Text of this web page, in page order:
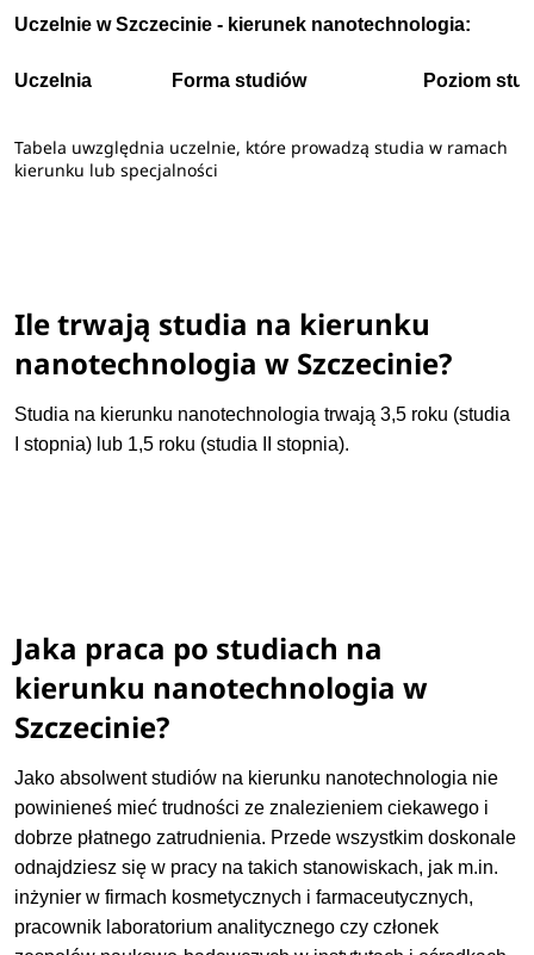
Uczelnie w Szczecinie - kierunek nanotechnologia:
Uczelnia Forma studiów Poziom
Tabela uwzględnia uczelnie, które prowadzą studia w ramach
kierunku lub specjalności
Ile trwają studia na kierunku
nanotechnologia w Szczecinie?
Studia na kierunku nanotechnologia trwają 3,5 roku (studia
I stopnia) lub 1,5 roku (studia II stopnia).
Jaka praca po studiach na
kierunku nanotechnologia w
Szczecinie?
Jako absolwent studiów na kierunku nanotechnologia nie
powinieneś mieć trudności ze znalezieniem ciekawego i
dobrze płatnego zatrudnienia. Przede wszystkim doskonale
odnajdziesz się w pracy na takich stanowiskach, jak m.in.
inżynier w firmach kosmetycznych i farmaceutycznych,
pracownik laboratorium analitycznego czy członek